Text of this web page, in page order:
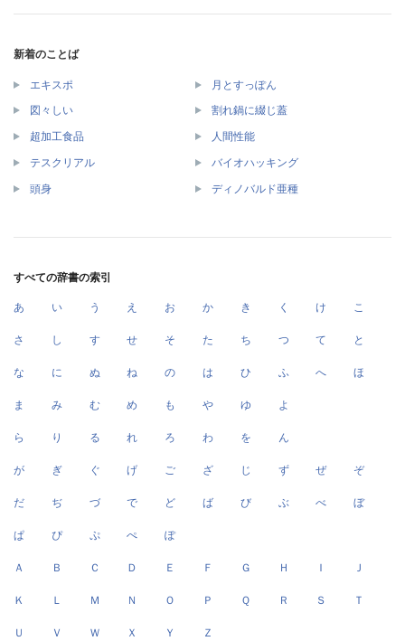
新着のことば
エキスポ 月とすっぽん
図々しい 割れ鍋に綴じ蓋
超加工食品 人間性能
テスクリアル バイオハッキング
頭身 ディノバルド亜種
すべての辞書の索引
あ い う え お か き く け こ
さ し す せ そ た ち つ て と
な に ぬ ね の は ひ ふ へ ほ
ま み む め も や ゆ よ
ら り る れ ろ わ を ん
が ぎ ぐ げ ご ざ じ ず ぜ ぞ
だ ぢ づ で ど ば び ぶ べ ぼ
ぱ ぴ ぷ ぺ ぽ
Ａ Ｂ Ｃ Ｄ Ｅ Ｆ Ｇ Ｈ Ｉ Ｊ
Ｋ Ｌ Ｍ Ｎ Ｏ Ｐ Ｑ Ｒ Ｓ Ｔ
Ｕ Ｖ Ｗ Ｘ Ｙ Ｚ